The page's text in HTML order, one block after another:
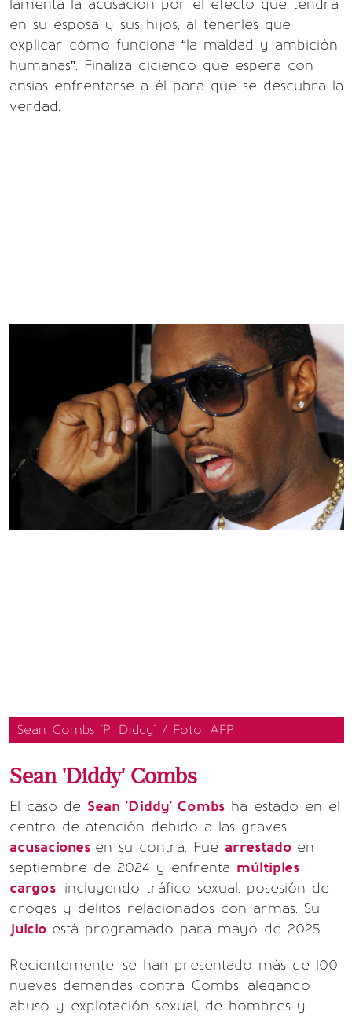
lamenta la acusación por el efecto que tendrá
en su esposa y sus hijos, al tenerles que
explicar cómo funciona “la maldad y ambición
humanas”. Finaliza diciendo que espera con
ansias enfrentarse a él para que se descubra la
verdad.
Sean Combs "P. Diddy" / Foto: AFP
Sean 'Diddy' Combs
El caso de Sean 'Diddy' Combs ha estado en el
centro de atención debido a las graves
acusaciones en su contra. Fue arrestado en
septiembre de 2024 y enfrenta múltiples
cargos, incluyendo tráfico sexual, posesión de
drogas y delitos relacionados con armas. Su
juicio está programado para mayo de 2025.
Recientemente, se han presentado más de 100
nuevas demandas contra Combs, alegando
abuso y explotación sexual, de hombres y